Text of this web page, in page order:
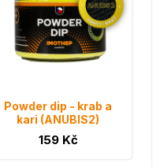
Powder dip - krab a
kari (ANUBIS2)
159 Kč